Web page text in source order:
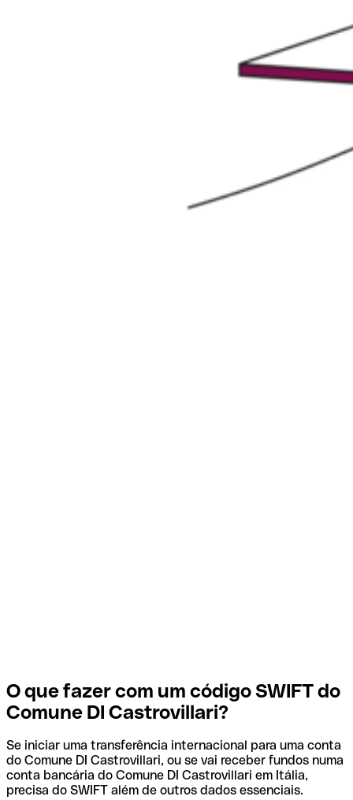
O que fazer com um código SWIFT do
Comune DI Castrovillari?
Se iniciar uma transferência internacional para uma conta
do Comune DI Castrovillari, ou se vai receber fundos numa
conta bancária do Comune DI Castrovillari em Itália,
precisa do SWIFT além de outros dados essenciais.